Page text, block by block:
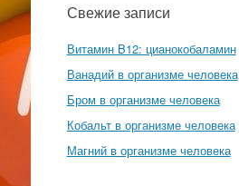
Свежие записи
Витамин B12: цианокобаламин
Ванадий в организме человека
Бром в организме человека
Кобальт в организме человека
Магний в организме человека